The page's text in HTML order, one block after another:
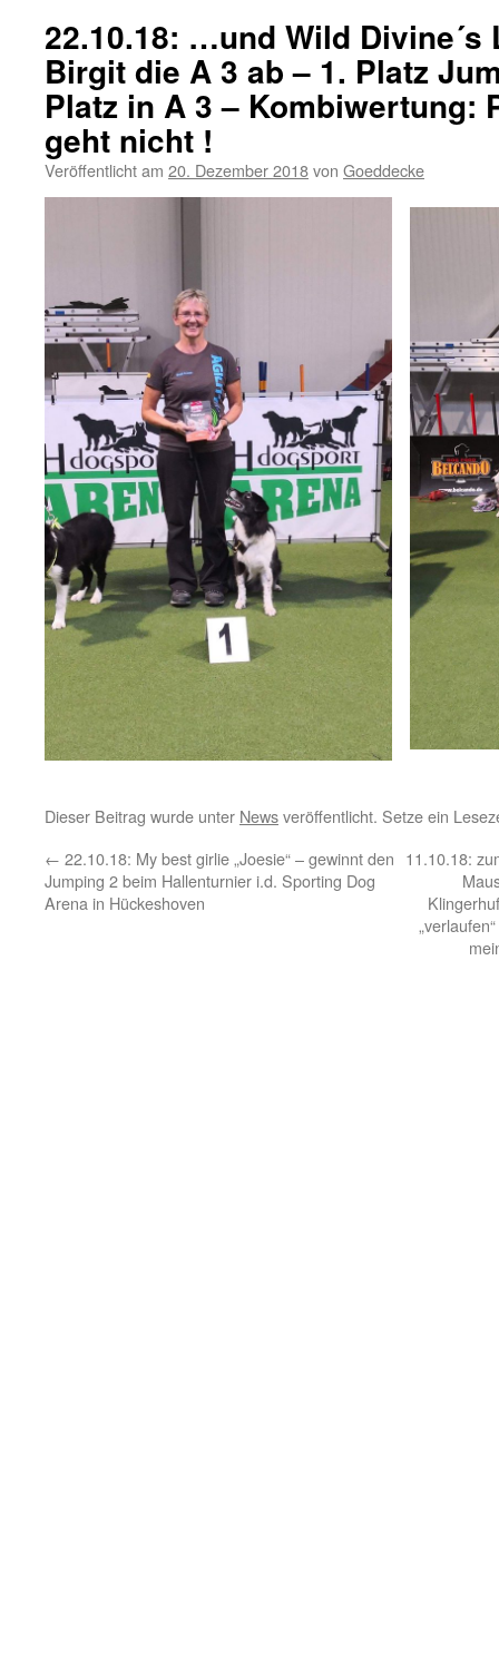
22.10.18: …und Wild Divine´s
Birgit die A 3 ab – 1. Platz
Platz in A 3 – Kombiwertung:
geht nicht !
Veröffentlicht am 20. Dezember 2018von Goeddecke
Dieser Beitrag wurde unter Newsveröffentlicht. Setze ein
← 22.10.18: My best girlie „Joesie“ – gewinnt den
Jumping 2 beim Hallenturnier i.d. Sporting Dog
Arena in Hückeshoven
11.10.18: